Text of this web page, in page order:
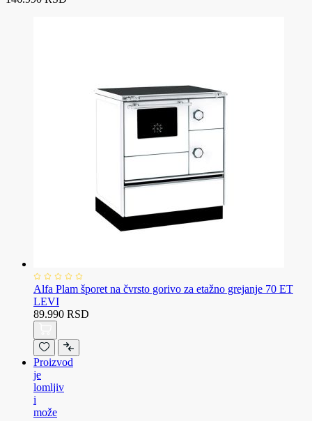
Alfa Plam šporet na čvrsto gorivo za etažno grejanje 70 ET
LEVI
89.990 RSD
Proizvod
je
lomljiv
i
može